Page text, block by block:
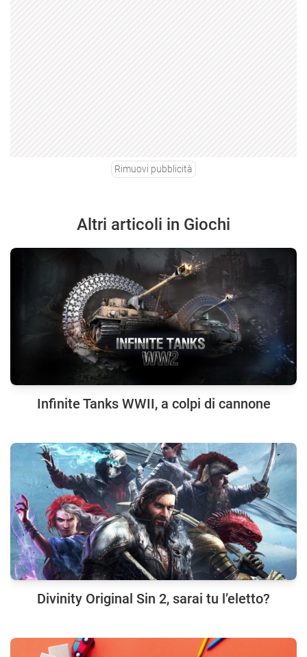
Rimuovi pubblicità
Altri articoli in Giochi
Infinite Tanks WWII, a colpi di cannone
Divinity Original Sin 2, sarai tu l’eletto?